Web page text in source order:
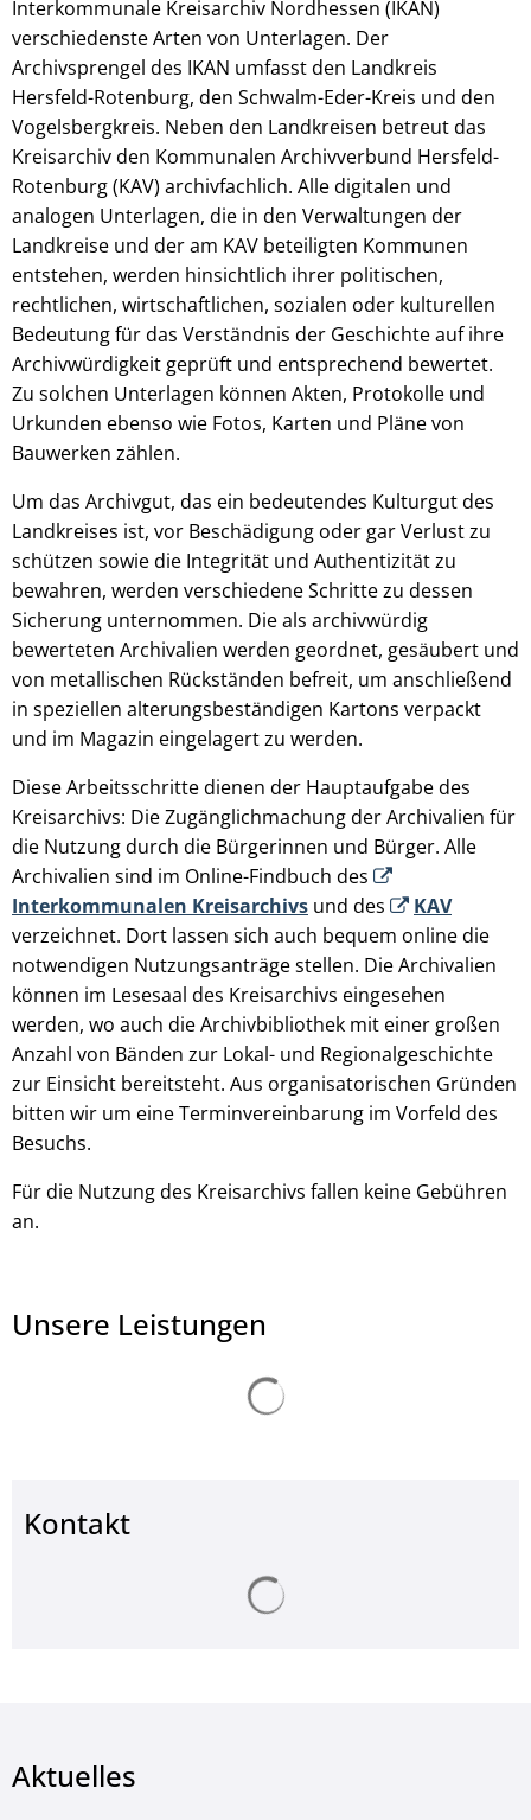
© Landkreis Hersfeld-Rotenburg
Interkommunale Kreisarchiv Nordhessen (IKAN)
verschiedenste Arten von Unterlagen. Der
Archivsprengel des IKAN umfasst den Landkreis
Hersfeld-Rotenburg, den Schwalm-Eder-Kreis und den
Vogelsbergkreis. Neben den Landkreisen betreut das
Kreisarchiv den Kommunalen Archivverbund Hersfeld-
Rotenburg (KAV) archivfachlich. Alle digitalen und
analogen Unterlagen, die in den Verwaltungen der
Landkreise und der am KAV beteiligten Kommunen
entstehen, werden hinsichtlich ihrer politischen,
rechtlichen, wirtschaftlichen, sozialen oder kulturellen
Bedeutung für das Verständnis der Geschichte auf ihre
Archivwürdigkeit geprüft und entsprechend bewertet.
Zu solchen Unterlagen können Akten, Protokolle und
Urkunden ebenso wie Fotos, Karten und Pläne von
Bauwerken zählen.
Um das Archivgut, das ein bedeutendes Kulturgut des
Landkreises ist, vor Beschädigung oder gar Verlust zu
schützen sowie die Integrität und Authentizität zu
bewahren, werden verschiedene Schritte zu dessen
Sicherung unternommen. Die als archivwürdig
bewerteten Archivalien werden geordnet, gesäubert und
von metallischen Rückständen befreit, um anschließend
in speziellen alterungsbeständigen Kartons verpackt
und im Magazin eingelagert zu werden.
Diese Arbeitsschritte dienen der Hauptaufgabe des
Kreisarchivs: Die Zugänglichmachung der Archivalien für
die Nutzung durch die Bürgerinnen und Bürger. Alle
Archivalien sind im Online-Findbuch des
Interkommunalen Kreisarchivs und des
KAV
verzeichnet. Dort lassen sich auch bequem online die
notwendigen Nutzungsanträge stellen. Die Archivalien
können im Lesesaal des Kreisarchivs eingesehen
werden, wo auch die Archivbibliothek mit einer großen
Anzahl von Bänden zur Lokal- und Regionalgeschichte
zur Einsicht bereitsteht. Aus organisatorischen Gründen
bitten wir um eine Terminvereinbarung im Vorfeld des
Besuchs.
Für die Nutzung des Kreisarchivs fallen keine Gebühren
an.
Unsere Leistungen
Kontakt
Aktuelles